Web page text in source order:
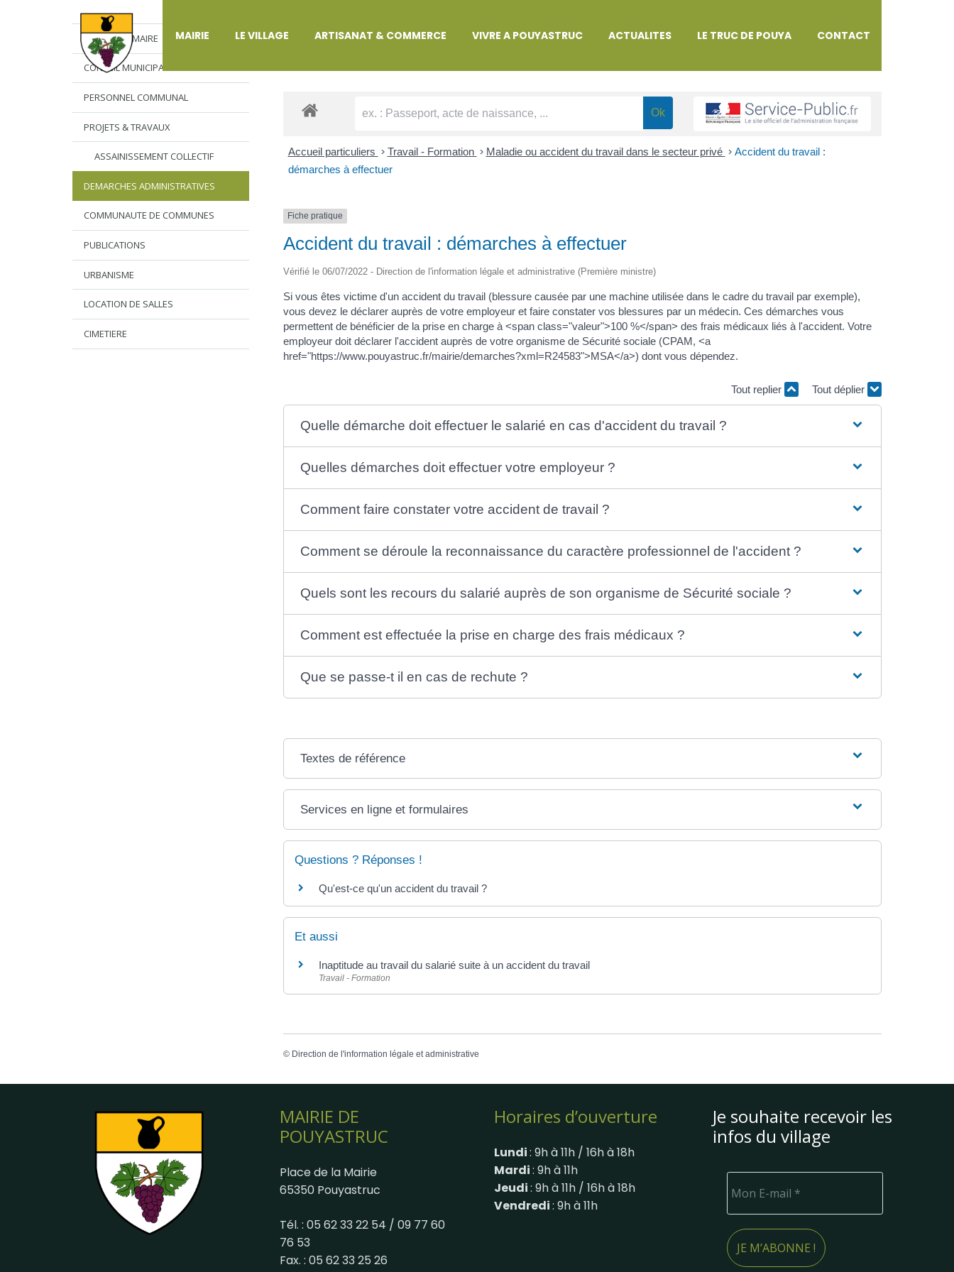
MAIRIE LE VILLAGE ARTISANAT & COMMERCE VIVRE A POUYASTRUC ACTUALITES LE TRUC DE POUYA CONTACT
L’EDITO DU MAIRE
CONSEIL MUNICIPAL
PERSONNEL COMMUNAL
PROJETS & TRAVAUX
ASSAINISSEMENT COLLECTIF
DEMARCHES ADMINISTRATIVES
COMMUNAUTE DE COMMUNES
PUBLICATIONS
URBANISME
LOCATION DE SALLES
CIMETIERE
DÉMARCHES ADMINISTRATIVES
Accueil particuliers > Travail - Formation > Maladie ou accident du travail dans le secteur privé > Accident du travail :
démarches à effectuer
Fiche pratique
Accident du travail : démarches à effectuer
Vérifié le 06/07/2022 - Direction de l'information légale et administrative (Première ministre)
Si vous êtes victime d'un accident du travail (blessure causée par une machine utilisée dans le cadre du travail par exemple),
vous devez le déclarer auprès de votre employeur et faire constater vos blessures par un médecin. Ces démarches vous
permettent de bénéficier de la prise en charge à <span class="valeur">100 %</span> des frais médicaux liés à l'accident. Votre
employeur doit déclarer l'accident auprès de votre organisme de Sécurité sociale (CPAM, <a
href="https://www.pouyastruc.fr/mairie/demarches?xml=R24583">MSA</a>) dont vous dépendez.
Tout replier Tout déplier
Quelle démarche doit effectuer le salarié en cas d'accident du travail ?
Quelles démarches doit effectuer votre employeur ?
Comment faire constater votre accident de travail ?
Comment se déroule la reconnaissance du caractère professionnel de l'accident ?
Quels sont les recours du salarié auprès de son organisme de Sécurité sociale ?
Comment est effectuée la prise en charge des frais médicaux ?
Que se passe-t il en cas de rechute ?
Textes de référence
Services en ligne et formulaires
Questions ? Réponses !
Qu'est-ce qu'un accident du travail ?
Et aussi
Inaptitude au travail du salarié suite à un accident du travail
Travail - Formation
© Direction de l'information légale et administrative
MAIRIE DE
POUYASTRUC
Place de la Mairie
65350 Pouyastruc
Tél. : 05 62 33 22 54 / 09 77 60
76 53
Fax. : 05 62 33 25 26
Horaires d’ouverture
Lundi: 9h à 11h / 16h à 18h
Mardi: 9h à 11h
Jeudi: 9h à 11h / 16h à 18h
Vendredi: 9h à 11h
Je souhaite recevoir les
infos du village